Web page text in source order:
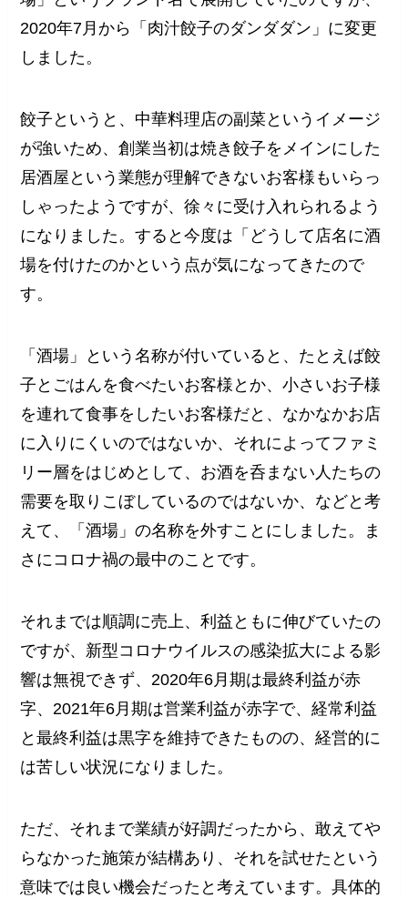
2020年7月から「肉汁餃子のダンダダン」に変更
しました。
餃子というと、中華料理店の副菜というイメージ
が強いため、創業当初は焼き餃子をメインにした
居酒屋という業態が理解できないお客様もいらっ
しゃったようですが、徐々に受け入れられるよう
になりました。すると今度は「どうして店名に酒
場を付けたのかという点が気になってきたので
す。
「酒場」という名称が付いていると、たとえば餃
子とごはんを食べたいお客様とか、小さいお子様
を連れて食事をしたいお客様だと、なかなかお店
に入りにくいのではないか、それによってファミ
リー層をはじめとして、お酒を呑まない人たちの
需要を取りこぼしているのではないか、などと考
えて、「酒場」の名称を外すことにしました。ま
さにコロナ禍の最中のことです。
それまでは順調に売上、利益ともに伸びていたの
ですが、新型コロナウイルスの感染拡大による影
響は無視できず、2020年6月期は最終利益が赤
字、2021年6月期は営業利益が赤字で、経常利益
と最終利益は黒字を維持できたものの、経営的に
は苦しい状況になりました。
ただ、それまで業績が好調だったから、敢えてや
らなかった施策が結構あり、それを試せたという
意味では良い機会だったと考えています。具体的